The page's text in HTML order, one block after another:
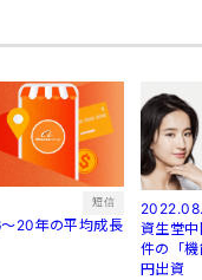
短信
20年の平均成長
資生堂
件の「
円出資